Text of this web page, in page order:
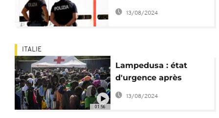
traitement de trois
migrants à
13/08/2024
01:56
ITALIE
Lampedusa : état
d'urgence après
l'afflux de 6 000
13/08/2024